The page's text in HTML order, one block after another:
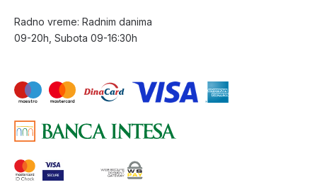
Radno vreme: Radnim danima
09-20h, Subota 09-16:30h